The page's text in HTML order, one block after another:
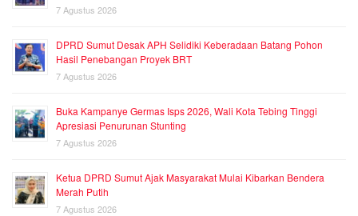
7 Agustus 2026
DPRD Sumut Desak APH Selidiki Keberadaan Batang Pohon
Hasil Penebangan Proyek BRT
7 Agustus 2026
Buka Kampanye Germas Isps 2026, Wali Kota Tebing Tinggi
Apresiasi Penurunan Stunting
7 Agustus 2026
Ketua DPRD Sumut Ajak Masyarakat Mulai Kibarkan Bendera
Merah Putih
7 Agustus 2026